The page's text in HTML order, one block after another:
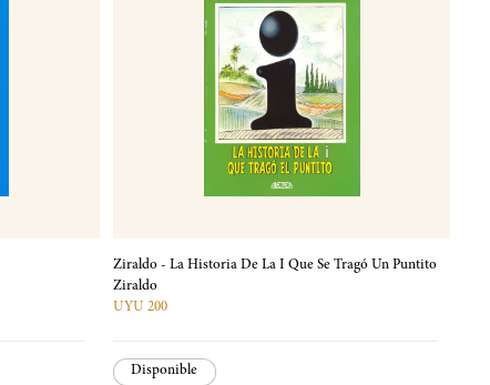
Ziraldo - La Historia De La I Que Se Tragó Un Puntito
Ziraldo
UYU 200
Disponible